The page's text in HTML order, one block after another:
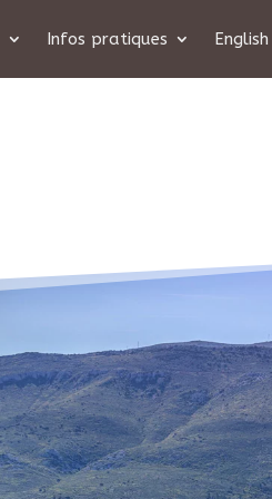
Infos pratiques English